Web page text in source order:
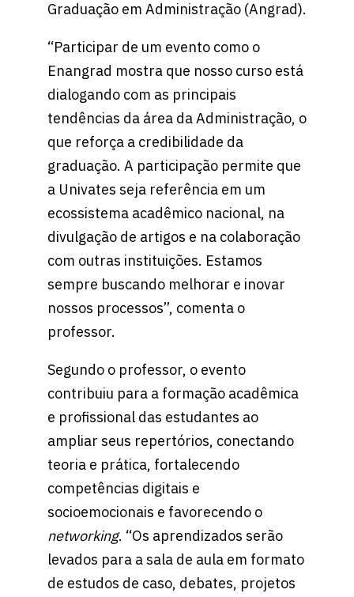
Graduação em Administração (Angrad).
“Participar de um evento como o
Enangrad mostra que nosso curso está
dialogando com as principais
tendências da área da Administração, o
que reforça a credibilidade da
graduação. A participação permite que
a Univates seja referência em um
ecossistema acadêmico nacional, na
divulgação de artigos e na colaboração
com outras instituições. Estamos
sempre buscando melhorar e inovar
nossos processos”, comenta o
professor.
Segundo o professor, o evento
contribuiu para a formação acadêmica
e profissional das estudantes ao
ampliar seus repertórios, conectando
teoria e prática, fortalecendo
competências digitais e
socioemocionais e favorecendo o
networking. “Os aprendizados serão
levados para a sala de aula em formato
de estudos de caso, debates, projetos